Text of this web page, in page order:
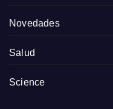
Novedades
Salud
Science